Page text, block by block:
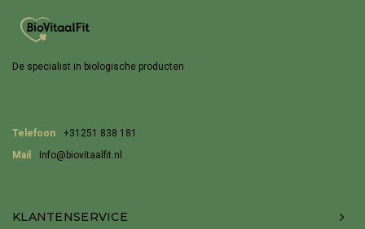
De specialist in biologische producten
Telefoon
+31251 838 181
Mail
Info@biovitaalfit.nl
KLANTENSERVICE